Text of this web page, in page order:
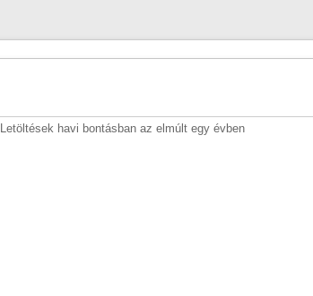
Letöltések havi bontásban az elmúlt egy évben